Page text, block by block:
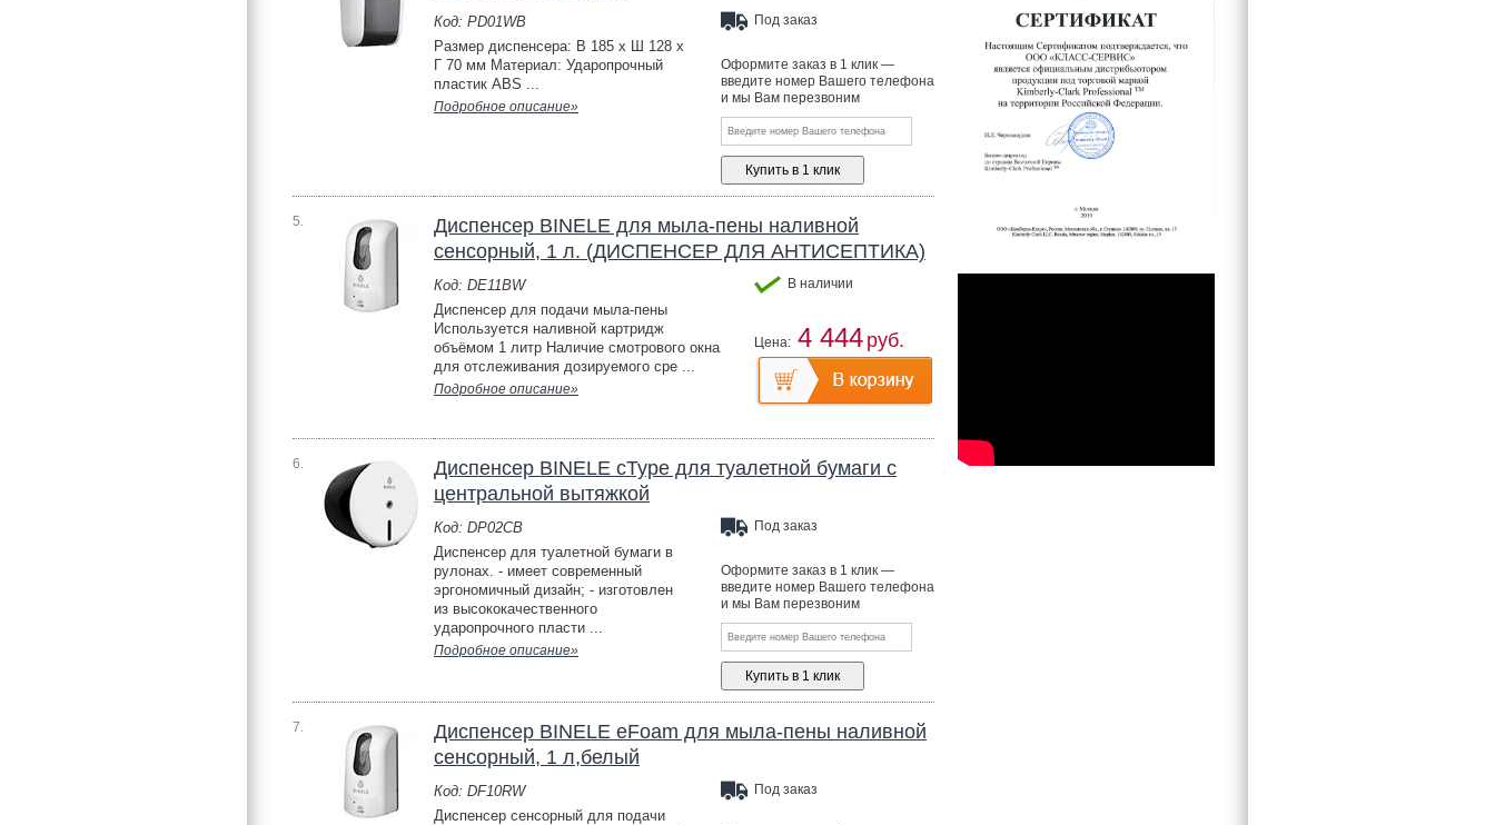
Код: PD01WB
Размер диспенсера: В 185 х Ш 128 х
Г 70 мм Материал: Ударопрочный
пластик ABS ...
Подробное описание»
Под заказ
Оформите заказ в 1 клик —
введите номер Вашего телефона
и мы Вам перезвоним
5.
Диспенсер BINELE для мыла-пены наливной
сенсорный, 1 л. (ДИСПЕНСЕР ДЛЯ АНТИСЕПТИКА)
Код: DE11BW
Диспенсер для подачи мыла-пены
Используется наливной картридж
объёмом 1 литр Наличие смотрового окна
для отслеживания дозируемого сре ...
Подробное описание»
В наличии
Цена: 4 444 руб.
6.
Диспенсер BINELE cType для туалетной бумаги с
центральной вытяжкой
Код: DP02CB
Диспенсер для туалетной бумаги в
рулонах. - имеет современный
эргономичный дизайн; - изготовлен
из высококачественного
ударопрочного пласти ...
Подробное описание»
Под заказ
Оформите заказ в 1 клик —
введите номер Вашего телефона
и мы Вам перезвоним
7.
Диспенсер BINELE eFoam для мыла-пены наливной
сенсорный, 1 л,белый
Код: DF10RW
Диспенсер сенсорный для подачи
Под заказ